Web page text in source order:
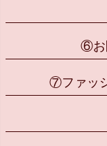
⑥お
⑦ファッ